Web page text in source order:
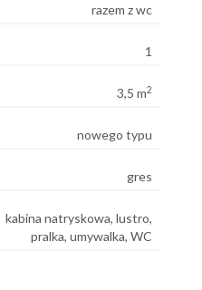
razem z wc
1
3,5 m2
nowego typu
gres
kabina natryskowa, lustro,
pralka, umywalka, WC